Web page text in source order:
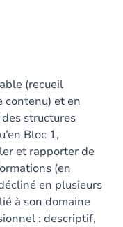
(recueil
contenu) et en
structures
Bloc 1,
et rapporter de
(en
en plusieurs
à son domaine
: descriptif,